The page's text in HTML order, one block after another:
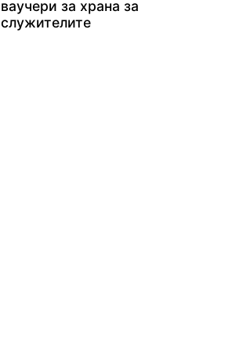
ваучери за храна за
служителите